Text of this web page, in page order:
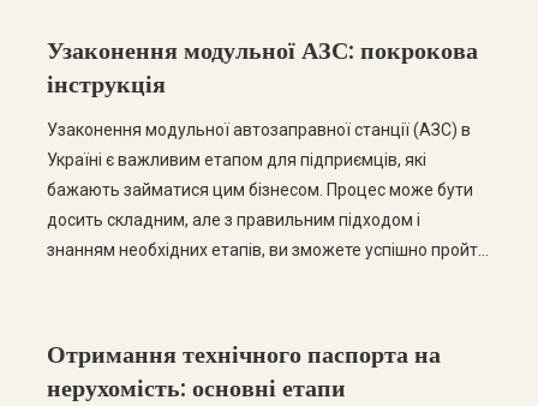
Узаконення модульної АЗС: покрокова
інструкція
Узаконення модульної автозаправної станції (АЗС) в
Україні є важливим етапом для підприємців, які
бажають займатися цим бізнесом. Процес може бути
досить складним, але з правильним підходом і
знанням необхідних етапів, ви зможете успішно пройти
Отримання технічного паспорта на
нерухомість: основні етапи